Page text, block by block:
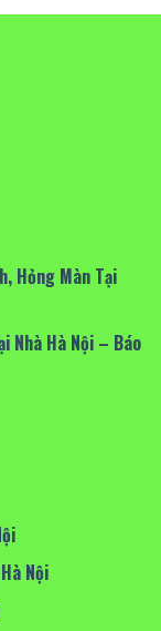
Hỏng Màn Tại
Nhà Hà Nội – Báo
Nội